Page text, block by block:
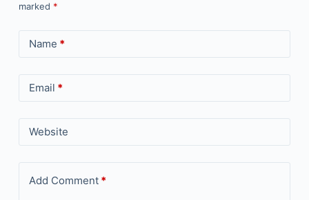
marked *
Name *
Email *
Website
Add Comment*